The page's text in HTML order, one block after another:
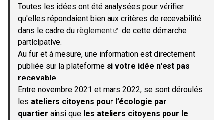
Toutes les idées ont été analysées pour vérifier
qu'elles répondaient bien aux critères de recevabilité
dans le cadre du règlement
de cette démarche
participative.
Au fur et à mesure, une information est directement
publiée sur la plateforme si votre idée n'est pas
recevable.
Entre novembre 2021 et mars 2022, se sont déroulés
les ateliers citoyens pour l’écologie par
quartier ainsi que les ateliers citoyens pour le